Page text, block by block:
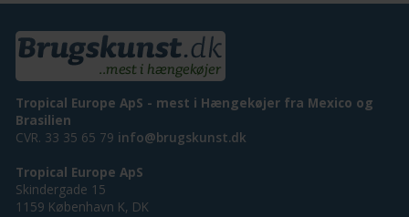
Tropical Europe ApS - mest i Hængekøjer fra Mexico og
Brasilien
CVR. 33 35 65 79 info@brugskunst.dk
Tropical Europe ApS
Skindergade 15
1159 København K, DK